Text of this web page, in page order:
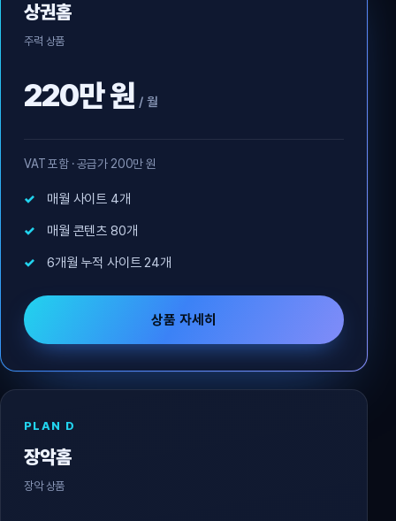
상권홈
주력 상품
220만 원 / 월
VAT 포함 · 공급가 200만 원
매월 사이트 4개
매월 콘텐츠 80개
6개월 누적 사이트 24개
상품 자세히
PLAN D
장악홈
장악 상품